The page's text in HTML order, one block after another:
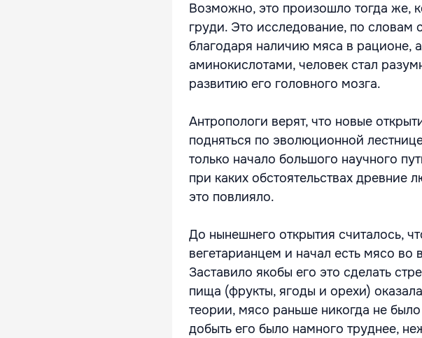
Возможно, это произошло тогда же,
груди. Это исследование, по словам
благодаря наличию мяса в рационе,
аминокислотами, человек стал
развитию его головного мозга.
Антропологи верят, что новые
подняться по эволюционной
только начало большого научного
при каких обстоятельствах древние
это повлияло.
До нынешнего открытия считалось,
вегетарианцем и начал есть мясо
Заставило якобы его это сделать
пища (фрукты, ягоды и орехи)
теории, мясо раньше никогда не
добыть его было намного труднее,